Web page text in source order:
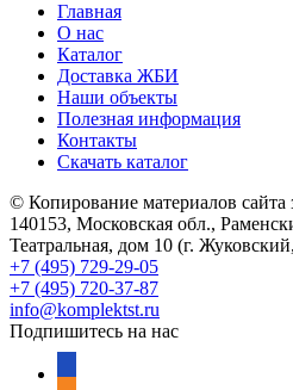
Главная
О нас
Каталог
Доставка ЖБИ
Наши объекты
Полезная информация
Контакты
Скачать каталог
© Копирование материалов сайта
140153, Московская обл.,
Театральная, дом 10 (г.
+7 (495) 729-29-05
+7 (495) 720-37-87
info@komplektst.ru
Подпишитесь на нас